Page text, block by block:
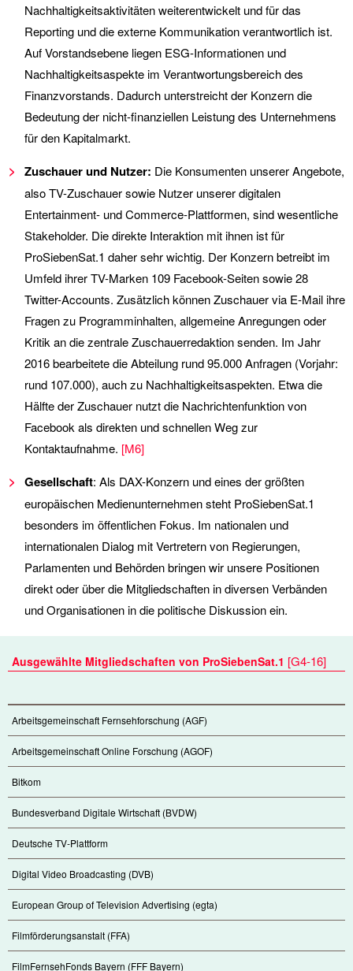
Nachhaltigkeitsaktivitäten weiterentwickelt und für das
Reporting und die externe Kommunikation verantwortlich ist.
Auf Vorstandsebene liegen ESG-Informationen und
Nachhaltigkeitsaspekte im Verantwortungsbereich des
Finanzvorstands. Dadurch unterstreicht der Konzern die
Bedeutung der nicht-finanziellen Leistung des Unternehmens
für den Kapitalmarkt.
Zuschauer und Nutzer: Die Konsumenten unserer Angebote,
also TV-Zuschauer sowie Nutzer unserer digitalen
Entertainment- und Commerce-Plattformen, sind wesentliche
Stakeholder. Die direkte Interaktion mit ihnen ist für
ProSiebenSat.1 daher sehr wichtig. Der Konzern betreibt im
Umfeld ihrer TV-Marken 109 Facebook-Seiten sowie 28
Twitter-Accounts. Zusätzlich können Zuschauer via E-Mail ihre
Fragen zu Programminhalten, allgemeine Anregungen oder
Kritik an die zentrale Zuschauerredaktion senden. Im Jahr
2016 bearbeitete die Abteilung rund 95.000 Anfragen (Vorjahr:
rund 107.000), auch zu Nachhaltigkeitsaspekten. Etwa die
Hälfte der Zuschauer nutzt die Nachrichtenfunktion von
Facebook als direkten und schnellen Weg zur
Kontaktaufnahme. [M6]
Gesellschaft: Als DAX-Konzern und eines der größten
europäischen Medienunternehmen steht ProSiebenSat.1
besonders im öffentlichen Fokus. Im nationalen und
internationalen Dialog mit Vertretern von Regierungen,
Parlamenten und Behörden bringen wir unsere Positionen
direkt oder über die Mitgliedschaften in diversen Verbänden
und Organisationen in die politische Diskussion ein.
Ausgewählte Mitgliedschaften von ProSiebenSat.1 [G4-16]
Arbeitsgemeinschaft Fernsehforschung (AGF)
Arbeitsgemeinschaft Online Forschung (AGOF)
Bitkom
Bundesverband Digitale Wirtschaft (BVDW)
Deutsche TV-Plattform
Digital Video Broadcasting (DVB)
European Group of Television Advertising (egta)
Filmförderungsanstalt (FFA)
FilmFernsehFonds Bayern (FFF Bayern)